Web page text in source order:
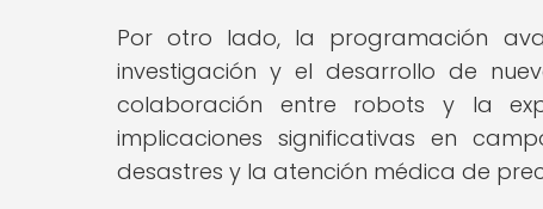
Por otro lado, la programación
investigación y el desarrollo de
colaboración entre robots y la
implicaciones significativas en
desastres y la atención médica de